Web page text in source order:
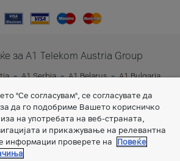
за A1 Telekom Austria Group
A1 Serbia A1 Belarus
A1 Bulgaria
A1 Slovenia
A1 Digital
"Се согласувам", се согласувате да
да го подобриме Вашето корисничко
на употребата на веб-страната,
и прикажување на релевантна
информации проверете на
Повеќе